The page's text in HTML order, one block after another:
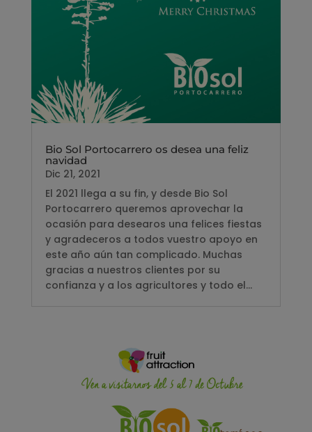
Bio Sol Portocarrero os desea una feliz
navidad
Dic 21, 2021
El 2021 llega a su fin, y desde Bio Sol
Portocarrero queremos aprovechar la
ocasión para desearos una felices fiestas
y agradeceros a todos vuestro apoyo en
este año aún tan complicado. Muchas
gracias a nuestros clientes por su
confianza y a los agricultores y todo el...